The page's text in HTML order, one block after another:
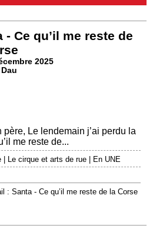
- Ce qu’il me reste de
2025
père, Le lendemain j’ai perdu la
me reste de...
| Le cirque et arts de rue | En UNE
: Santa - Ce qu’il me reste de la Corse